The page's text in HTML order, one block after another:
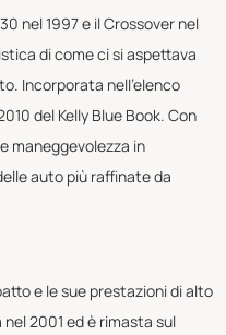
nel 1997 e il Crossover nel
di come ci si aspettava
Incorporata nell'elenco
del Kelly Blue Book. Con
maneggevolezza in
auto più raffinate da
e le sue prestazioni di alto
2001 ed è rimasta sul